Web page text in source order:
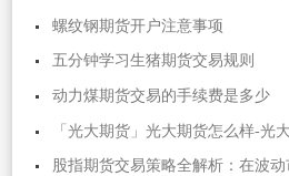
螺纹钢期货开户注意事项
五分钟学习生猪期货交易规则
动力煤期货交易的手续费是多少
「光大期货」光大期货怎么样-光
股指期货交易策略全解析：在波动